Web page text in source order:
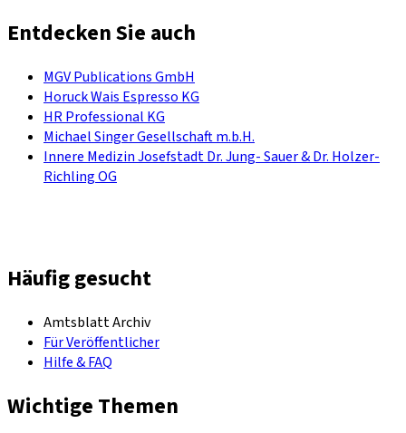
Entdecken Sie auch
MGV Publications GmbH
Horuck Wais Espresso KG
HR Professional KG
Michael Singer Gesellschaft m.b.H.
Innere Medizin Josefstadt Dr. Jung- Sauer & Dr. Holzer-
Richling OG
Häufig gesucht
Amtsblatt Archiv
Für Veröffentlicher
Hilfe & FAQ
Wichtige Themen